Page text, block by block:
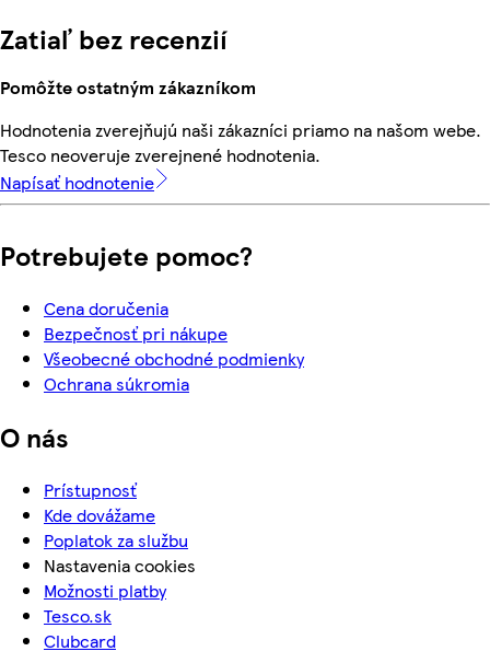
Zatiaľ bez recenzií
Pomôžte ostatným zákazníkom
Hodnotenia zverejňujú naši zákazníci priamo na našom webe.
Tesco neoveruje zverejnené hodnotenia.
Napísať hodnotenie
Potrebujete pomoc?
Cena doručenia
Bezpečnosť pri nákupe
Všeobecné obchodné podmienky
Ochrana súkromia
O nás
Prístupnosť
Kde dovážame
Poplatok za službu
Nastavenia cookies
Možnosti platby
Tesco.sk
Clubcard